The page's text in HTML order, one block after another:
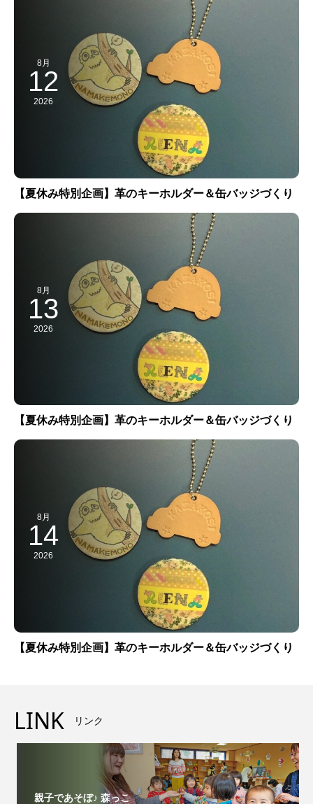
8月
12
2026
【夏休み特別企画】革のキーホルダー＆缶バッジづくり
8月
13
2026
【夏休み特別企画】革のキーホルダー＆缶バッジづくり
8月
14
2026
【夏休み特別企画】革のキーホルダー＆缶バッジづくり
LINK リンク
親子であそぼ♪ 森っこ